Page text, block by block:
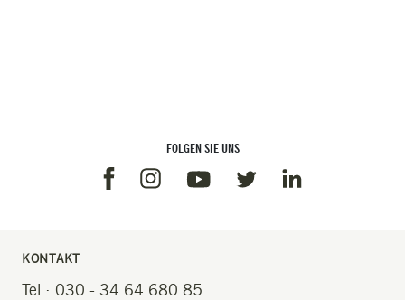
FOLGEN SIE UNS
FacebookInstagramYoutubeTwitterLinkedin
KONTAKT
Tel.: 030 - 34 64 680 85